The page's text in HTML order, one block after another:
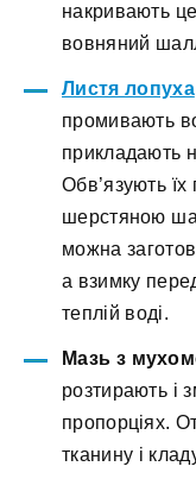
накривають
вовняний
Листя лопуха
промивають
прикладають
Обв’язують
шерстяною
можна
а взимку
теплій воді.
Мазь з
розтирають і
пропорціях.
тканину і